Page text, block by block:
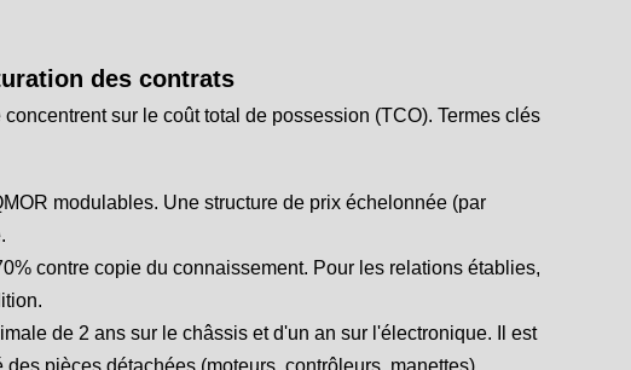
des contrats
sur le coût total de possession (TCO). Termes clés
modulables. Une structure de prix échelonnée (par
contre copie du connaissement. Pour les relations établies,
de 2 ans sur le châssis et d'un an sur l'électronique. Il est
pièces détachées (moteurs, contrôleurs, manettes)